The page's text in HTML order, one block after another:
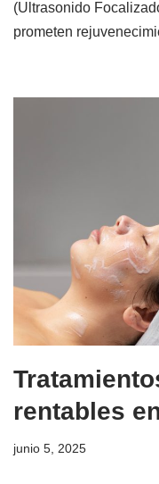
(Ultrasonido
prometen
rentables
junio 5, 2025